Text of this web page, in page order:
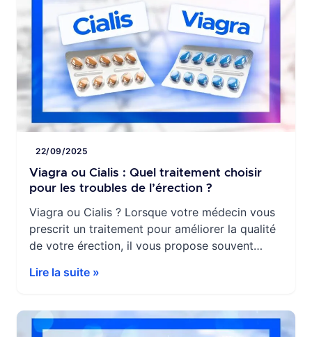
22/09/2025
Viagra ou Cialis : Quel traitement choisir
pour les troubles de l’érection ?
Viagra ou Cialis ? Lorsque votre médecin vous
prescrit un traitement pour améliorer la qualité
de votre érection, il vous propose souvent
marché : Viagra ou Cialis, Levitra, ou encore
différentes molécules ? Quelles sont leurs
différences en termes d’efficacité, de durée
Lire la suite »